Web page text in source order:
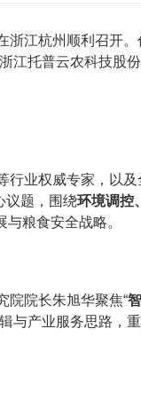
浙江杭州顺利召开
托普云农科技股
行业权威专家，以
议题，围绕环境调控
粮食安全战略。
院院长朱旭华聚焦“
与产业服务思路，